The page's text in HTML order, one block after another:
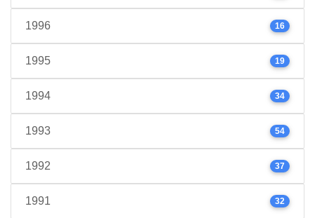
1996 16
1995 19
1994 34
1993 54
1992 37
1991 32